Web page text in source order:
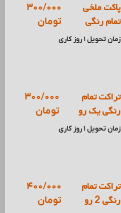
پاکت ملخی
تمام رنگی
300/000
تومان
زمان تحویل 1 روز کاری
تراکت تمام
رنگی یک رو
300/000
تومان
زمان تحویل 1 روز کاری
تراکت تمام
رنگی 2 رو
400/000
تومان